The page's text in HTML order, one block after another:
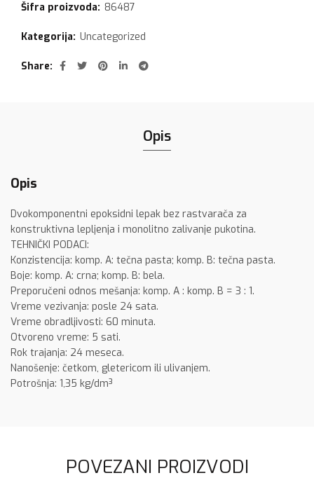
Šifra proizvoda: 86487
Kategorija: Uncategorized
Share
Opis
Opis
Dvokomponentni epoksidni lepak bez rastvarača za
konstruktivna lepljenja i monolitno zalivanje pukotina.
TEHNIČKI PODACI:
Konzistencija: komp. A: tečna pasta; komp. B: tečna pasta.
Boje: komp. A: crna; komp. B: bela.
Preporučeni odnos mešanja: komp. A : komp. B = 3 : 1.
Vreme vezivanja: posle 24 sata.
Vreme obradljivosti: 60 minuta.
Otvoreno vreme: 5 sati.
Rok trajanja: 24 meseca.
Nanošenje: četkom, gletericom ili ulivanjem.
Potrošnja: 1,35 kg/dm³
POVEZANI PROIZVODI